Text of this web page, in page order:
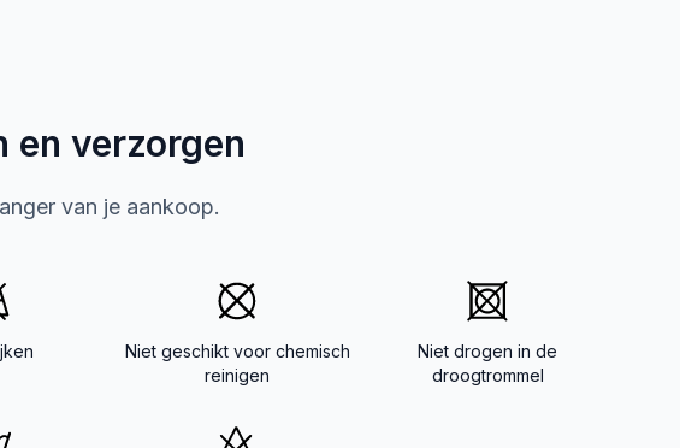
en verzorgen
van je aankoop.
Niet geschikt voor chemisch
reinigen
Niet drogen in de
droogtrommel